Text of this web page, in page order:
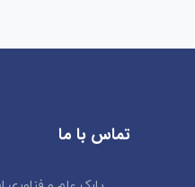
تماس با ما